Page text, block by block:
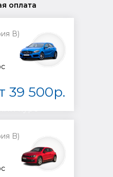
курс
В)
B)
39 500р.
оплата